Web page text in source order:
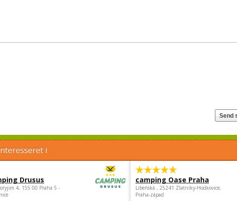
i
Drusus
4, 155 00 Praha 5 -
camping Oase Praha
Libeňská , 25241 Zlatníky-Hodkovice,
Praha-západ